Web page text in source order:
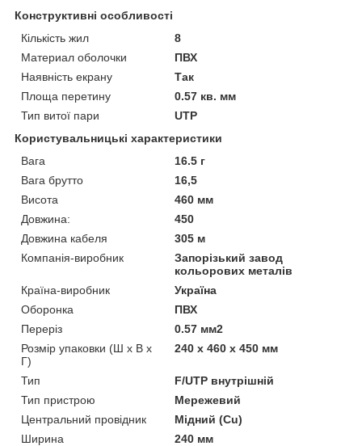
Конструктивні особливості
Кількість жил
8
Материал оболочки
ПВХ
Наявність екрану
Так
Площа перетину
0.57 кв. мм
Тип витої пари
UTP
Користувальницькі характеристики
Вага
16.5 г
Вага брутто
16,5
Висота
460 мм
Довжина:
450
Довжина кабеля
305 м
Компанія-виробник
Запорізький завод
кольорових металів
Країна-виробник
Україна
Оборонка
ПВХ
Переріз
0.57 мм2
Розмір упаковки (Ш х В х
Г)
240 x 460 x 450 мм
Тип
F/UTP внутрішній
Тип пристрою
Мережевий
Центральний провідник
Мідний (Cu)
Ширина
240 мм